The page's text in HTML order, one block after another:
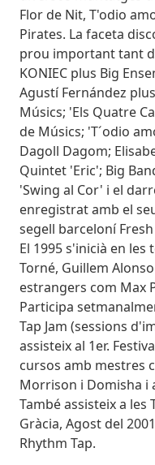
Flor de Nit, T'odio
Pirates. La faceta
prou important tant
KONIEC plus Big
Agustí Fernández
Músics; 'Els Quatre
de Músics; 'T´odio
Dagoll Dagom;
Quintet 'Eric'; Big
'Swing al Cor' i el
enregistrat amb el
segell barceloní
El 1995 s'inicià en les
Torné, Guillem
estrangers com Max
Participa
Tap Jam (sessions
assisteix al 1er.
cursos amb mestres
Morrison i Domisha i
També assisteix a les
Gràcia, Agost del
Rhythm Tap.